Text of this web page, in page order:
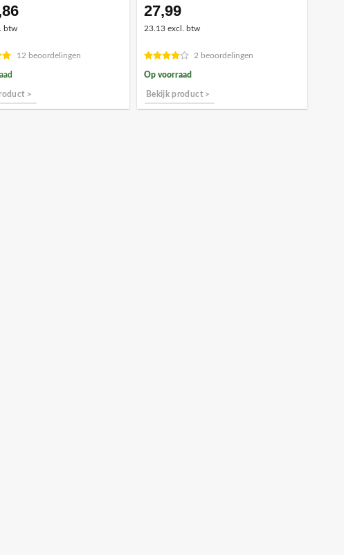
Huidige
€4,86.
btw
12 beoordelingen
>
27,99
23.13 excl. btw
2 beoordelingen
Op voorraad
Bekijk product >